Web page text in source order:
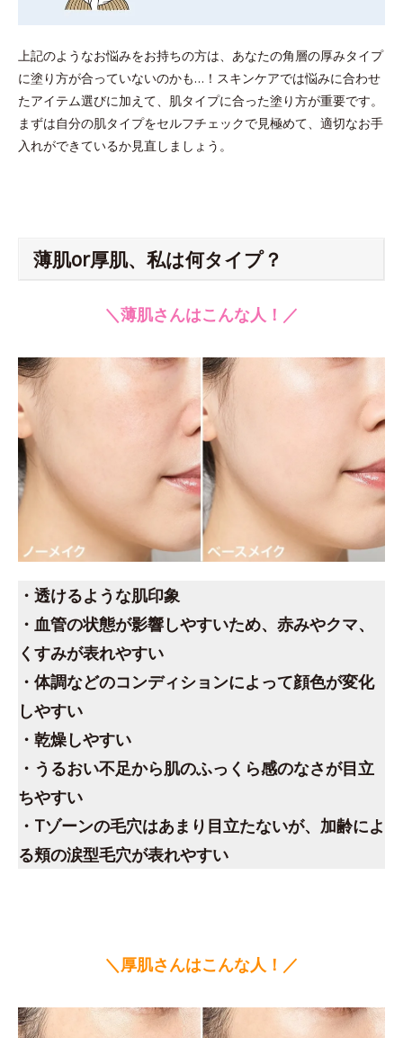
上記のようなお悩みをお持ちの方は、あなたの角層の厚みタイプ
に塗り方が合っていないのかも…！スキンケアでは悩みに合わせ
たアイテム選びに加えて、肌タイプに合った塗り方が重要です。
まずは自分の肌タイプをセルフチェックで見極めて、適切なお手
入れができているか見直しましょう。
薄肌or厚肌、私は何タイプ？
＼薄肌さんはこんな人！／
・透けるような肌印象
・血管の状態が影響しやすいため、赤みやクマ、
くすみが表れやすい
・体調などのコンディションによって顔色が変化
しやすい
・乾燥しやすい
・うるおい不足から肌のふっくら感のなさが目立
ちやすい
・Tゾーンの毛穴はあまり目立たないが、加齢によ
る頬の涙型毛穴が表れやすい
＼厚肌さんはこんな人！／